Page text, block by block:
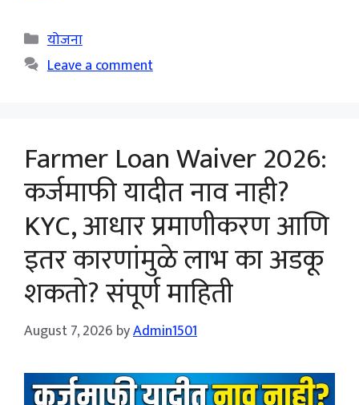
Categories
योजना
Leave a comment
Farmer Loan Waiver 2026:
कर्जमाफी यादीत नाव नाही?
KYC, आधार प्रमाणीकरण आणि
इतर कारणांमुळे लाभ का अडकू
शकतो? संपूर्ण माहिती
August 7, 2026 byAdmin1501